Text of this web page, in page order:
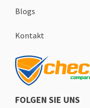
Blogs
Kontakt
FOLGEN SIE UNS